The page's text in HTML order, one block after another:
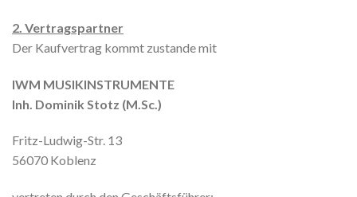
2. Vertragspartner
Der Kaufvertrag kommt zustande mit
IWM MUSIKINSTRUMENTE
Inh. Dominik Stotz (M.Sc.)
Fritz-Ludwig-Str. 13
56070 Koblenz